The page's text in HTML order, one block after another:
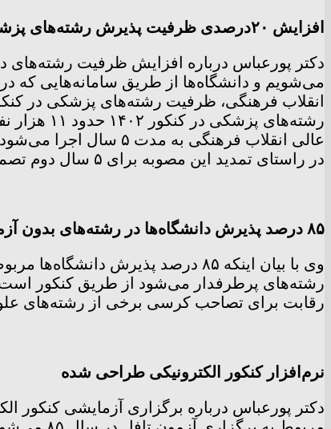
افزایش ۲۰درصدی ظرفیت‌ پذیرش رشته‌های پزشکی
می‌شویم و دانشگاه‌ها از طریق سامانه‌هایی که
عالی انقلاب
در راستای تمدید این مصوبه برای ۵ سال دوم تصمیم می‌گیرد.
۸۵ درصد پذیرش دانشگاه‌ها در رشته‌های بدون آزمون
رشته‌های پرطرفدار می‌شود از طریق کنکور
رقابت برای تصاحب کرسی برخی از رشته‌های
نرم‌افزار کنکور الکترونیکی طراحی شده